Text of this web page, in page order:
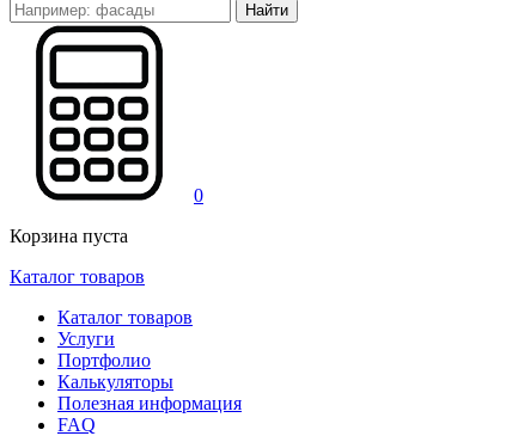
Найти
0
Корзина пуста
Каталог товаров
Каталог товаров
Услуги
Портфолио
Калькуляторы
Полезная информация
FAQ